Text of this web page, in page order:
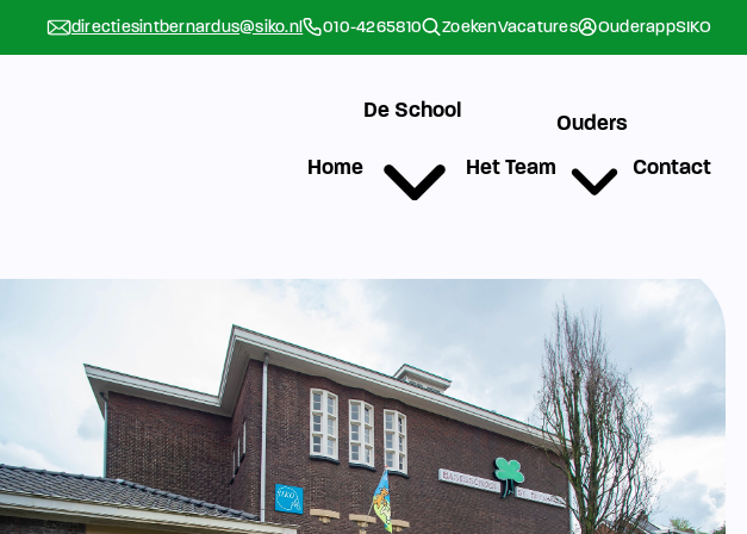
directiesintbernardus@siko.nl 010-4265810 ZoekenVacatures OuderappSIKO
Home
De School
Het Team
Ouders
Contact